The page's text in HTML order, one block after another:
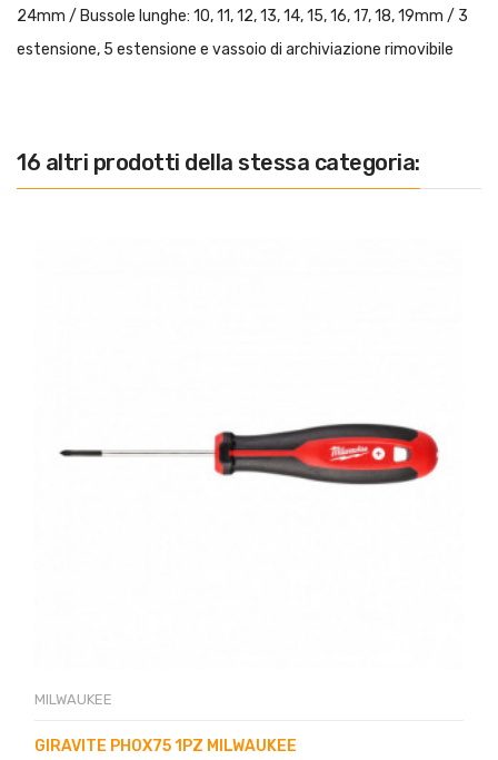
24mm / Bussole lunghe: 10, 11, 12, 13, 14, 15, 16, 17, 18, 19mm / 3
estensione, 5 estensione e vassoio di archiviazione rimovibile
16 altri prodotti della stessa categoria:
MILWAUKEE
GIRAVITE PH0X75 1PZ MILWAUKEE